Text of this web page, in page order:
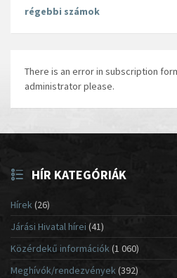
régebbi számok
There is an error in subscription
administrator please.
HÍR KATEGÓRIÁK
Hírek(26)
Járási Hivatal hírei (41)
Közérdekű információk(1 060)
Meghívók/rendezvények (392)